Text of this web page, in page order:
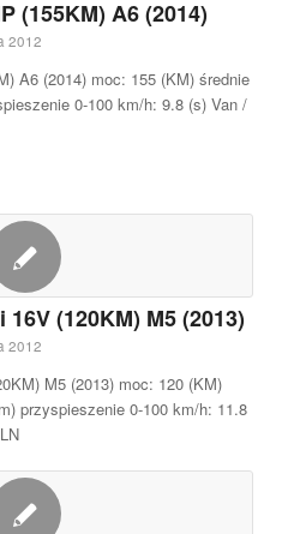
(155KM) A6 (2014)
2012
A6 (2014) moc: 155 (KM) średnie
0-100 km/h: 9.8 (s) Van /
(120KM) M5 (2013)
2012
M5 (2013) moc: 120 (KM)
przyspieszenie 0-100 km/h: 11.8